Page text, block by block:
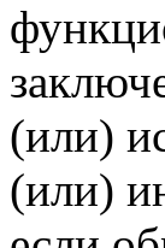
(или)
(или)